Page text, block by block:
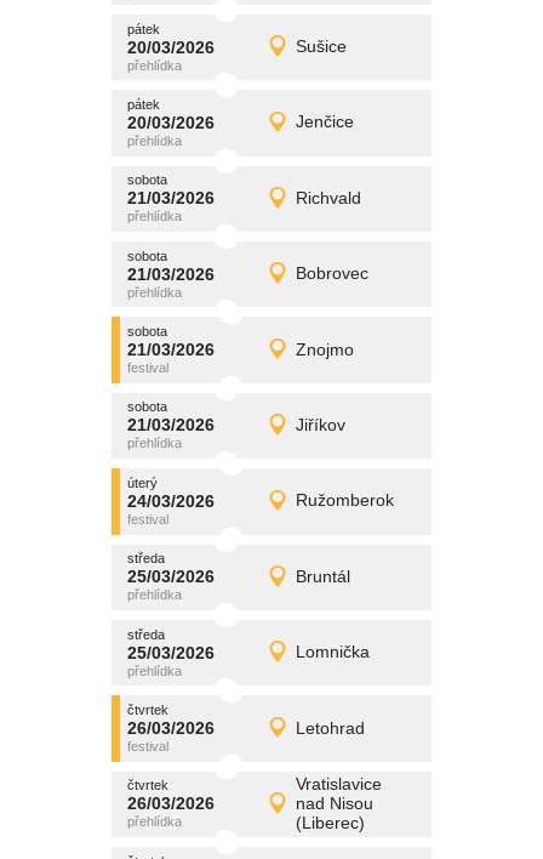
pátek
20/03/2026 Sušice
pátek
20/03/2026 Detail
promítání
pátek
20/03/2026 Jenčice
pátek
20/03/2026 Detail
promítání
sobota
21/03/2026 Richvald
sobota
21/03/2026 Detail
promítání
sobota
21/03/2026 Bobrovec
sobota
21/03/2026 Detail
promítání
sobota
21/03/2026 Znojmo
sobota
21/03/2026 Detail
promítání
sobota
21/03/2026 Jiříkov
sobota
21/03/2026 Detail
promítání
úterý
24/03/2026 Ružomberok
úterý
24/03/2026 Detail
promítání
středa
25/03/2026 Bruntál
středa
25/03/2026 Detail
promítání
středa
25/03/2026 Lomnička
středa
25/03/2026 Detail
promítání
čtvrtek
26/03/2026 Letohrad
čtvrtek
26/03/2026 Detail
promítání
čtvrtek
26/03/2026
Vratislavice
nad Nisou
(Liberec)
čtvrtek
26/03/2026 Detail
promítání